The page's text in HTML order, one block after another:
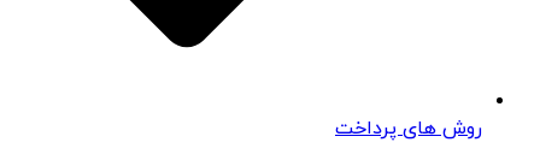
روش های پرداخت